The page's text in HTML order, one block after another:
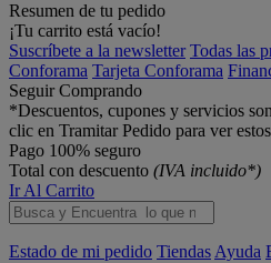
Resumen de tu pedido
¡Tu carrito está vacío!
Suscríbete a la newsletter Todas las
Conforama Tarjeta Conforama
Seguir Comprando
*Descuentos, cupones y servicios
clic en Tramitar Pedido para ver
Pago 100% seguro
Total con descuento (IVA incluido*)
Ir Al Carrito
Estado de mi pedido Tiendas Ayuda